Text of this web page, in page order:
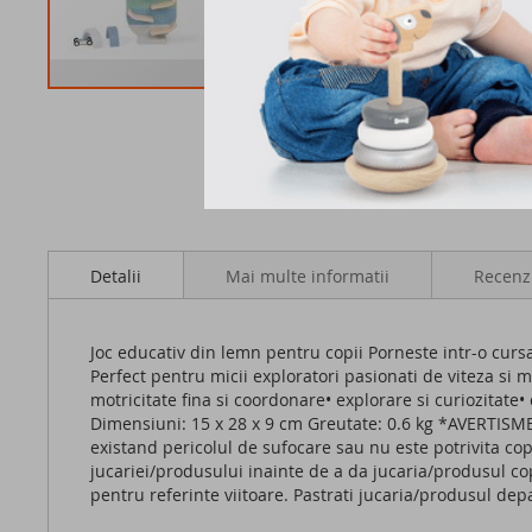
galleryDetalii
Joc educativ din lemn pentru copii Porneste intr-o
Perfect pentru micii exploratori pasionati de viteza si
motricitate fina si coordonare• explorare si
Dimensiuni: 15 x 28 x 9 cm Greutate: 0.6 kg
existand pericolul de sufocare sau nu este potrivita
jucariei/produsului inainte de a da jucaria/produsul
pentru referinte viitoare. Pastrati jucaria/produsul
Mai multe informatii